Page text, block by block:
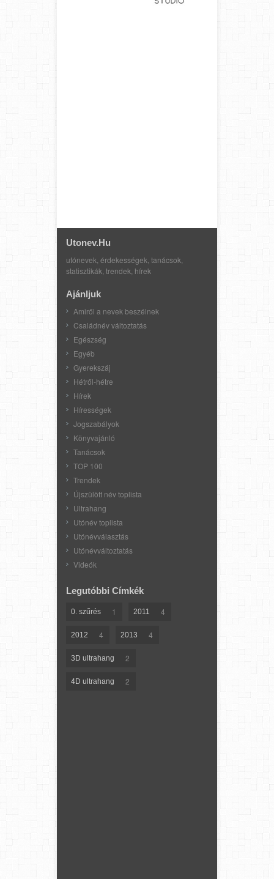
Utonev.hu
utónevek, érdekességek, tanácsok,
statisztikák, trendek, hírek
Ajánljuk
Amiről a nevek beszélnek
Családnév változtatás
Egészség
Egyéb
Gyerekszáj
Hétről-hétre
Hírek
Hírességek
Jogszabályok
Könyvajánló
Tanácsok
TOP 100
Trendek
Újszülött név toplista
Ultrahang
Utónév toplista
Utónévválasztás
Utónévváltoztatás
Videók
Legutóbbi Címkék
0. szűrés 1 2011 4
2012 4 2013 4
3D ultrahang 2
4D ultrahang 2